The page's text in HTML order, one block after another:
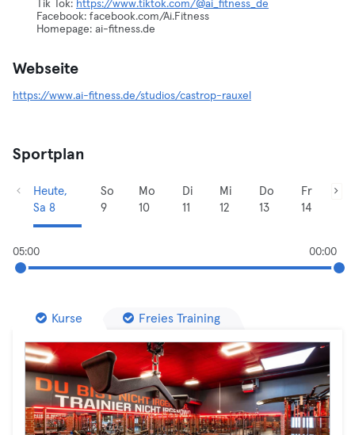
Tik Tok: https://www.tiktok.com/@ai_fitness_de
Facebook: facebook.com/Ai.Fitness
Homepage: ai-fitness.de
Webseite
https://www.ai-fitness.de/studios/castrop-rauxel
Sportplan
Heute,
Sa 8
So
9
Mo
10
Di
11
Mi
12
Do
13
Fr
14
05:00 00:00
Kurse Freies Training